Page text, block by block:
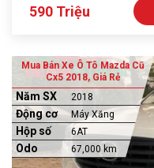
590 Triệu
Mua Bán Xe Ô Tô Mazda Cũ
Cx5 2018, Giá Rẻ
Năm SX 2018
Động cơ Máy Xăng
Hộp số 6AT
Odo 67,000 km